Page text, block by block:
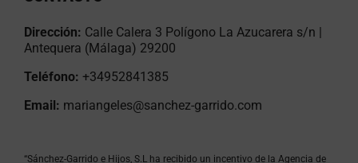
Dirección: Calle Calera 3 Polígono La Azucarera s/n |
Antequera (Málaga) 29200
Teléfono: +34952841385
Email: mariangeles@sanchez-garrido.com
“Sánchez-Garrido e Hijos, S.L ha recibido un incentivo de la Agencia de